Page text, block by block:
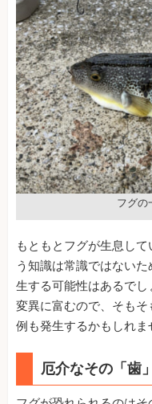
フグの
もともとフグが生息し
う知識は常識ではない
生する可能性はあるで
変異に富むので、そも
例も発生するかもしれま
厄介なその「歯」